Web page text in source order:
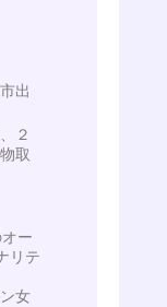
出
２
取
ー
リテ
女